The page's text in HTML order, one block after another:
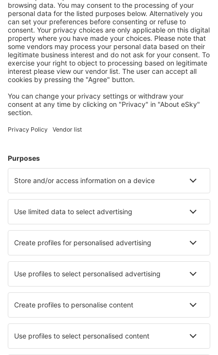
Ubytování dle vašeho gusta
Vyberte si z více než 1.3 milionu zařízení: hotelů,
apartmánů, chat a dalších.
Nejvyhledávanější hotely podle uživatelů eSky
Hotely v Brazílii - Oblíbená města
Hotely v Belému Hotely ve Florianopolis
Hotely v Jijoca de Jericoacoara Hotely in Cunha
Nejlepší hotely - města
Hotely in Castejon de Sos Hotely in Salmchâteau
Hotely in Grammatikó Hotely in Rekowo
Hotely in El Porvenir Hotely in Savelli Hotely in Alliston
Nejlepší hotely - regiony